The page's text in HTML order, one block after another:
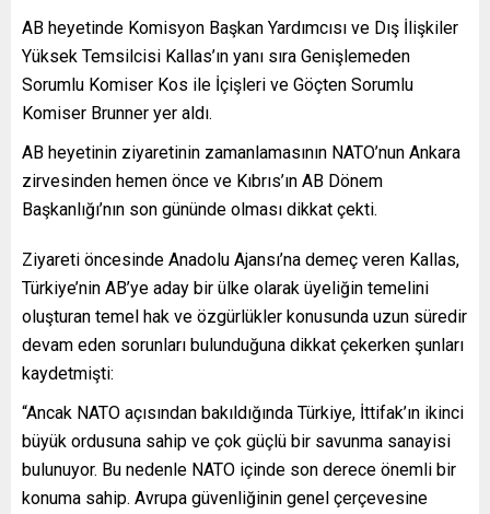
AB heyetinde Komisyon Başkan Yardımcısı ve Dış İlişkiler
Yüksek Temsilcisi Kallas’ın yanı sıra Genişlemeden
Sorumlu Komiser Kos ile İçişleri ve Göçten Sorumlu
Komiser Brunner yer aldı.
AB heyetinin ziyaretinin zamanlamasının NATO’nun Ankara
zirvesinden hemen önce ve Kıbrıs’ın AB Dönem
Başkanlığı’nın son gününde olması dikkat çekti.
Ziyareti öncesinde Anadolu Ajansı’na demeç veren Kallas,
Türkiye’nin AB’ye aday bir ülke olarak üyeliğin temelini
oluşturan temel hak ve özgürlükler konusunda uzun süredir
devam eden sorunları bulunduğuna dikkat çekerken şunları
kaydetmişti:
“Ancak NATO açısından bakıldığında Türkiye, İttifak’ın ikinci
büyük ordusuna sahip ve çok güçlü bir savunma sanayisi
bulunuyor. Bu nedenle NATO içinde son derece önemli bir
konuma sahip. Avrupa güvenliğinin genel çerçevesine